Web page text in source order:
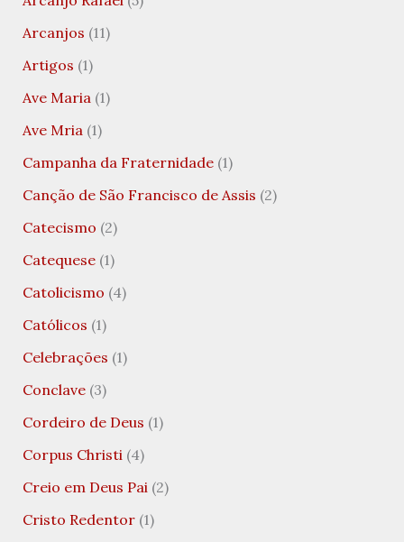
Arcanjos (11)
Artigos (1)
Ave Maria(1)
Ave Mria(1)
Campanha da Fraternidade(1)
Canção de São Francisco de Assis (2)
Catecismo (2)
Catequese(1)
Catolicismo (4)
Católicos (1)
Celebrações (1)
Conclave(3)
Cordeiro de Deus (1)
Corpus Christi(4)
Creio em Deus Pai(2)
Cristo Redentor(1)